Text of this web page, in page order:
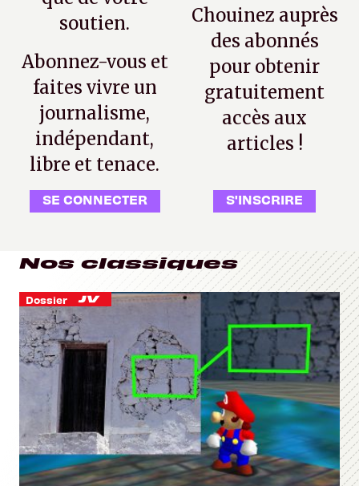
soutien.
Abonnez-vous et
faites vivre un
journalisme,
indépendant,
libre et tenace.
SE CONNECTER
Chouinez auprès
des abonnés
pour obtenir
gratuitement
accès aux
articles !
S'INSCRIRE
Nos classiques
Dossier